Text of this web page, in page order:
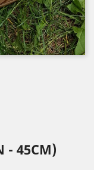
- 45CM)